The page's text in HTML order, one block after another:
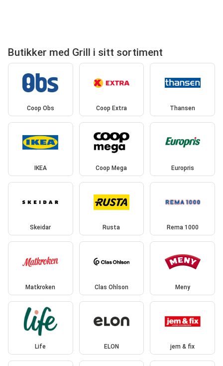
Butikker med Grill i sitt sortiment
Coop Obs Coop Extra Thansen
IKEA Coop Mega Europris
Skeidar Rusta Rema 1000
Matkroken Clas Ohlson Meny
Life ELON jem & fix